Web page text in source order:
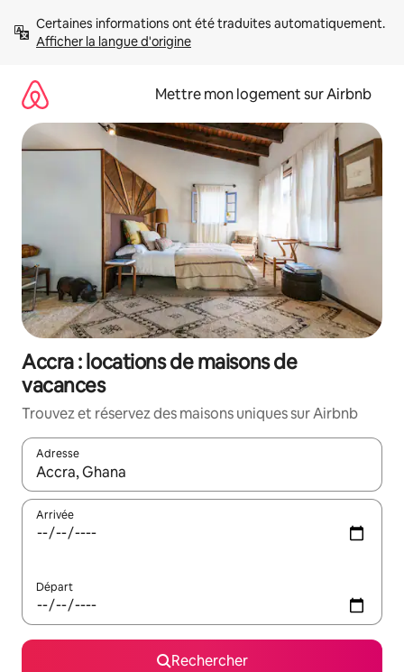
directement
Afficher la langue d'origine
Mettre mon logement sur Airbnb
Accra : locations de maisons de
vacances
Trouvez et réservez des maisons uniques sur Airbnb
Adresse
Lorsque les résultats s'affichent, utilisez les flèches vers le
Arrivée
Départ
Rechercher